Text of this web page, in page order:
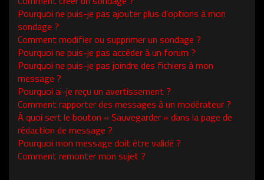
Pourquoi ne puis-je pas ajouter plus d’options à mon
sondage ?
Comment modifier ou supprimer un sondage ?
Pourquoi ne puis-je pas accéder à un forum ?
Pourquoi ne puis-je pas joindre des fichiers à mon
message ?
Pourquoi ai-je reçu un avertissement ?
Comment rapporter des messages à un modérateur ?
À quoi sert le bouton « Sauvegarder » dans la page de
rédaction de message ?
Pourquoi mon message doit être validé ?
Comment remonter mon sujet ?